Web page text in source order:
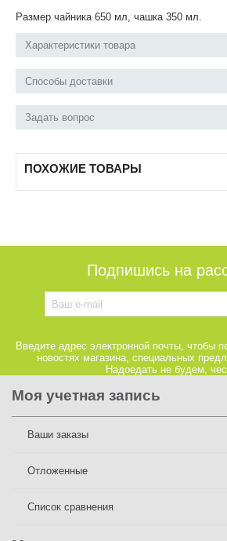
Размер чайника 650 мл, чашка 350 мл.
Характеристики товара
Способы доставки
Задать вопрос
ПОХОЖИЕ ТОВАРЫ
Подпишись на
Введите адрес электронной почты, чтобы
новостях магазина, специальных
Надоедать не будем,
Моя учетная запись
Ваши заказы
Отложенные
Список сравнения